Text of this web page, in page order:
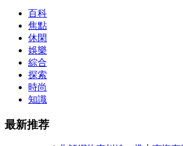
百科
焦點
休閑
娛樂
綜合
探索
時尚
知識
最新推荐